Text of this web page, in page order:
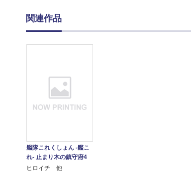
関連作品
艦隊これくしょん -艦こ
れ- 止まり木の鎮守府4
ヒロイチ 他